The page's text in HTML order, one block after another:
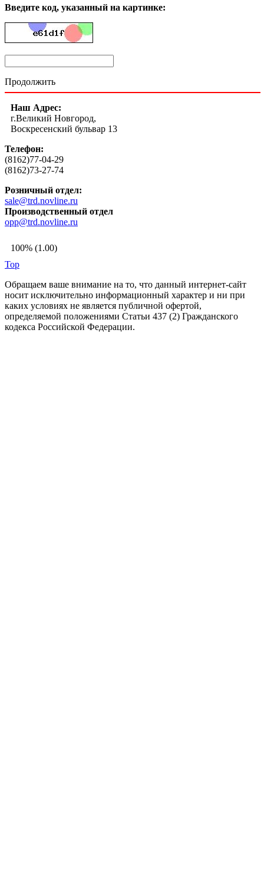
Введите код, указанный на картинке:
Продолжить
Наш Адрес:
г.Великий Новгород,
Воскресенский бульвар 13
Телефон:
(8162)77-04-29
(8162)73-27-74
Розничный отдел:
sale@trd.novline.ru
Производственный отдел
opp@trd.novline.ru
100% (1.00)
Top
Обращаем ваше внимание на то, что данный интернет-сайт
носит исключительно информационный характер и ни при
каких условиях не является публичной офертой,
определяемой положениями Статьи 437 (2) Гражданского
кодекса Российской Федерации.